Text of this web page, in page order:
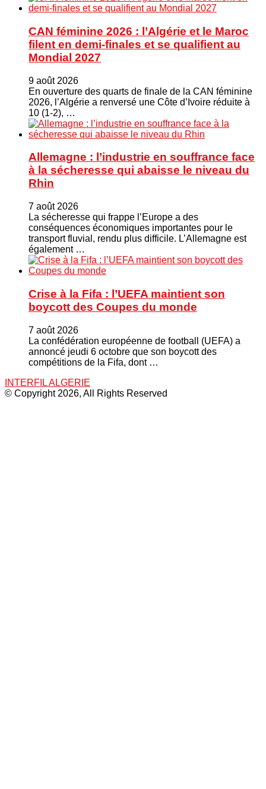
CAN féminine 2026 : l’Algérie et le Maroc
filent en demi-finales et se qualifient au
Mondial 2027
9 août 2026
En ouverture des quarts de finale de la CAN féminine
2026, l’Algérie a renversé une Côte d’Ivoire réduite à
10 (1-2), …
Allemagne : l’industrie en souffrance face
à la sécheresse qui abaisse le niveau du
Rhin
7 août 2026
La sécheresse qui frappe l’Europe a des
conséquences économiques importantes pour le
transport fluvial, rendu plus difficile. L’Allemagne est
également …
Crise à la Fifa : l’UEFA maintient son
boycott des Coupes du monde
7 août 2026
La confédération européenne de football (UEFA) a
annoncé jeudi 6 octobre que son boycott des
compétitions de la Fifa, dont …
INTERFIL ALGERIE
© Copyright 2026, All Rights Reserved